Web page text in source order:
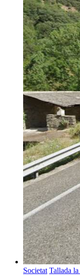
Societat Tallada